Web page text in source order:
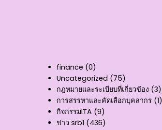
finance (0)
Uncategorized (75)
กฎหมายและระเบียบที่เกี่ยวข้อง (3)
การสรรหาและคัดเลือกบุคลากร (1)
กิจกรรมITA (9)
ข่าว srb1 (436)